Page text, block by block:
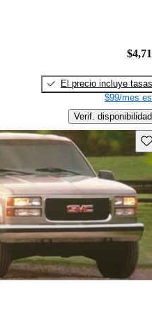
El precio incluye tasas
$99/mes
Verif. disponibilidad